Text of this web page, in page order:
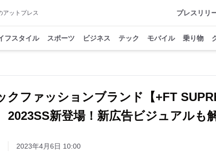
アットプレス プレスリリ
フスタイル スポーツ ビジネス テック モバイル 乗り物
クファッションブランド【+FT
2023SS新登場！新広告ビジュアルも
2023年4月6日 10:00